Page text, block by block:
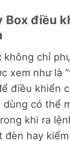
Box điều
không chỉ
xem như là
điều khiển
có thể
khi ra
đèn hay